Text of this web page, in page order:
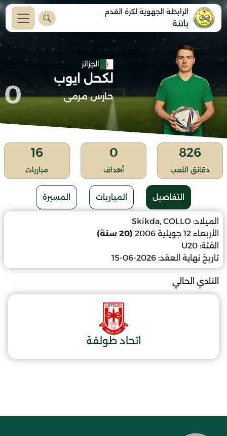
الرابطة الجهوية لكرة القدم
باتنة
الجزائر
لكحل ايوب
حارس مرمى 0
826
دقائق اللعب
0
أهداف
16
مباريات
التفاصيل المباريات المسيرة
الميلاد: Skikda, COLLO
الأربعاء 12 جويلية 2006
(20 سنة)
الفئة: U20
تاريخ نهاية العقد: 2026-06-15
النادي الحالي
اتحاد طولقة